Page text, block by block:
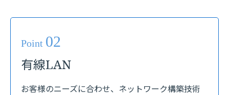
Point 02
有線LAN
お客様のニーズに合わせ、ネットワーク構築技術